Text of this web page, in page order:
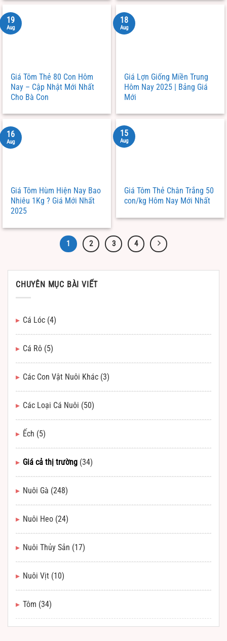
Giá Tôm Thẻ 80 Con Hôm
Nay – Cập Nhật Mới Nhất
Cho Bà Con
19
Aug
Giá Lợn Giống Miền Trung
Hôm Nay 2025 | Bảng Giá
Mới
18
Aug
Giá Tôm Hùm Hiện Nay Bao
Nhiêu 1Kg ? Giá Mới Nhất
2025
16
Aug
Giá Tôm Thẻ Chân Trắng 50
con/kg Hôm Nay Mới Nhất
15
Aug
1 2 3 4
CHUYÊN MỤC BÀI VIẾT
Cá Lóc (4)
Cá Rô (5)
Các Con Vật Nuôi Khác (3)
Các Loại Cá Nuôi (50)
Ếch (5)
Giá cả thị trường (34)
Nuôi Gà (248)
Nuôi Heo (24)
Nuôi Thủy Sản (17)
Nuôi Vịt (10)
Tôm (34)